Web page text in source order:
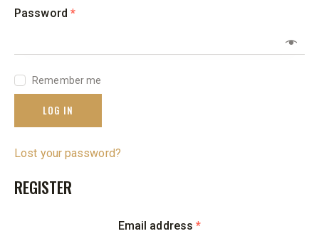
Password *
Remember me
LOG IN
Lost your password?
REGISTER
Email address*